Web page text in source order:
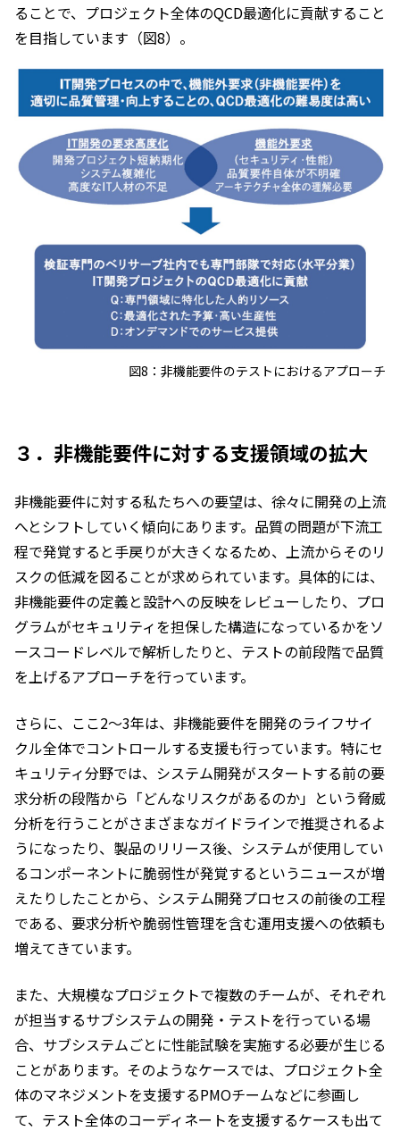
ることで、プロジェクト全体のQCD最適化に貢献すること
を目指しています（図8）。
図8：非機能要件のテストにおけるアプローチ
３．非機能要件に対する支援領域の拡大
非機能要件に対する私たちへの要望は、徐々に開発の上流
へとシフトしていく傾向にあります。品質の問題が下流工
程で発覚すると手戻りが大きくなるため、上流からそのリ
スクの低減を図ることが求められています。具体的には、
非機能要件の定義と設計への反映をレビューしたり、プロ
グラムがセキュリティを担保した構造になっているかをソ
ースコードレベルで解析したりと、テストの前段階で品質
を上げるアプローチを行っています。
さらに、ここ2～3年は、非機能要件を開発のライフサイ
クル全体でコントロールする支援も行っています。特にセ
キュリティ分野では、システム開発がスタートする前の要
求分析の段階から「どんなリスクがあるのか」という脅威
分析を行うことがさまざまなガイドラインで推奨されるよ
うになったり、製品のリリース後、システムが使用してい
るコンポーネントに脆弱性が発覚するというニュースが増
えたりしたことから、システム開発プロセスの前後の工程
である、要求分析や脆弱性管理を含む運用支援への依頼も
増えてきています。
また、大規模なプロジェクトで複数のチームが、それぞれ
が担当するサブシステムの開発・テストを行っている場
合、サブシステムごとに性能試験を実施する必要が生じる
ことがあります。そのようなケースでは、プロジェクト全
体のマネジメントを支援するPMOチームなどに参画し
て、テスト全体のコーディネートを支援するケースも出て